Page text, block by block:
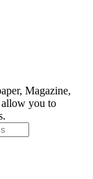
Magazine,
allow you to